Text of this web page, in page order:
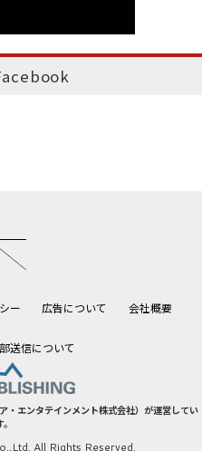
ー 広告について 会社概要
送信について
・エンタテインメント株式会社）が運営してい
All Rights Reserved.